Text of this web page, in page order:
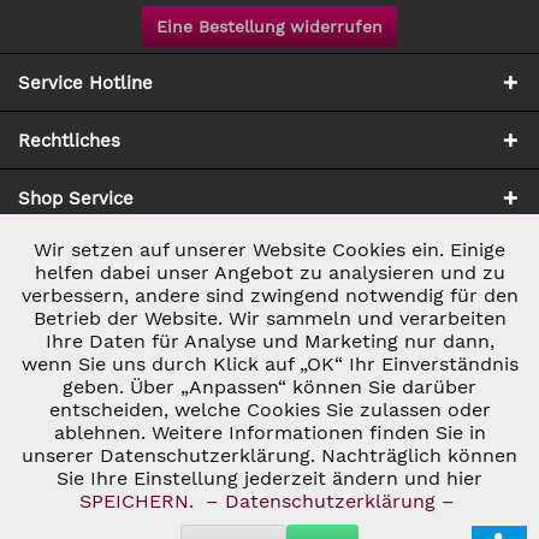
Eine Bestellung widerrufen
Service Hotline
Rechtliches
Shop Service
Zahlung & Versand
* ALLE PREISE INKL. GESETZL. UMSATZSTEUER ZZGL.
VERSANDKOSTEN UND GGF. NACHNAHMEGEBÜHREN, WENN NICHT
ANDERS BESCHRIEBEN
© 2026 C&D WEINHANDEL - ALL RIGHTS RESERVED. THEME BY
THEMEWARE®
Notwendig Aktiv
Marketing Inaktiv
Tracking Inaktiv
Personalisierung Inaktiv
Wir setzen auf unserer Website Cookies ein. Einige
helfen dabei unser Angebot zu analysieren und zu
verbessern, andere sind zwingend notwendig für den
Betrieb der Website. Wir sammeln und verarbeiten
Ihre Daten für Analyse und Marketing nur dann,
wenn Sie uns durch Klick auf „OK“ Ihr Einverständnis
geben. Über „Anpassen“ können Sie darüber
entscheiden, welche Cookies Sie zulassen oder
ablehnen. Weitere Informationen finden Sie in
unserer Datenschutzerklärung. Nachträglich können
Sie Ihre Einstellung jederzeit ändern und hier
SPEICHERN.
– Datenschutzerklärung –